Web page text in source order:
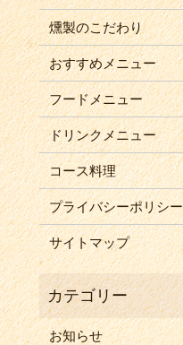
燻製のこだわり
おすすめメニュー
フードメニュー
ドリンクメニュー
コース料理
プライバシーポリシー
サイトマップ
お知らせ